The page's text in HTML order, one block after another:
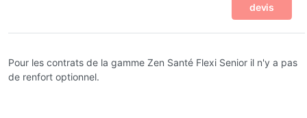
devis
Pour les contrats de la gamme Zen Santé Flexi Senior il n'y a pas
de renfort optionnel.